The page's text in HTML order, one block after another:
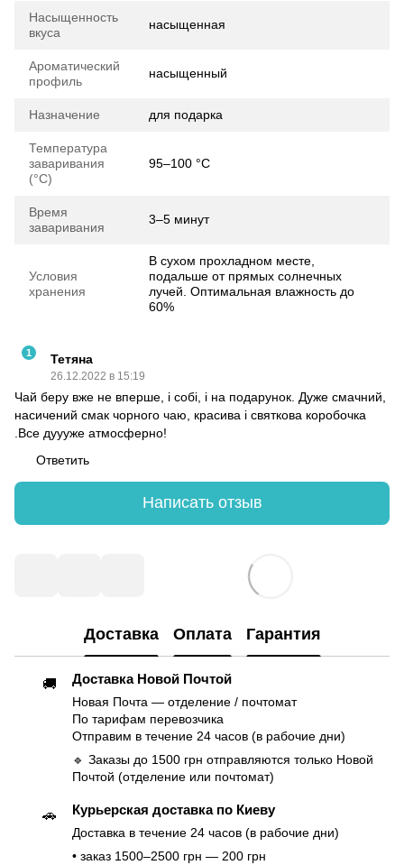
Насыщенность
вкуса
насыщенная
Ароматический
профиль
насыщенный
Назначение для подарка
Температура
заваривания
(°C)
95–100 °C
Время
заваривания
3–5 минут
Условия
хранения
В сухом прохладном месте,
подальше от прямых солнечных
лучей. Оптимальная влажность до
60%
1 Тетяна
26.12.2022 в 15:19
Чай беру вже не вперше, і собі, і на подарунок. Дуже смачний,
насичений смак чорного чаю, красива і святкова коробочка
.Все дуууже атмосферно!
Ответить
Написать отзыв
Доставка Оплата Гарантия
🚚 Доставка Новой Почтой
Новая Почта — отделение / почтомат
По тарифам перевозчика
Отправим в течение 24 часов (в рабочие дни)
🔹 Заказы до 1500 грн отправляются только Новой
Почтой (отделение или почтомат)
🚗 Курьерская доставка по Киеву
Доставка в течение 24 часов (в рабочие дни)
• заказ 1500–2500 грн — 200 грн